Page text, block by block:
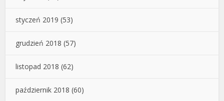
styczeń 2019 (53)
grudzień 2018 (57)
listopad 2018 (62)
październik 2018 (60)